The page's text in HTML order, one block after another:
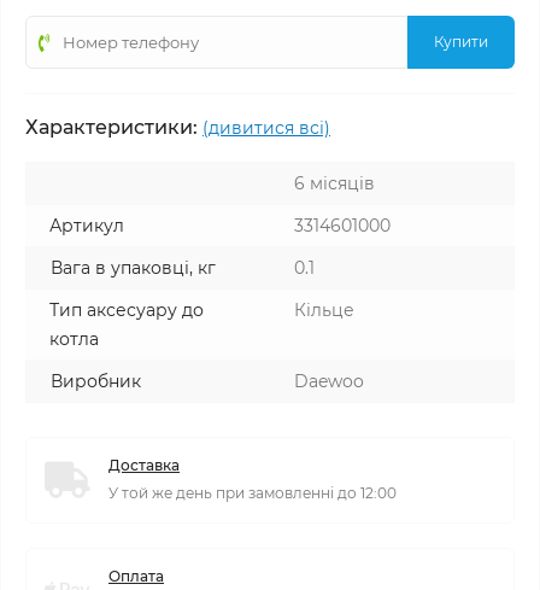
Купити
Характеристики: (дивитися всі)
6 місяців
Артикул
3314601000
Вага в упаковці, кг
0.1
Тип аксесуару до
котла
Кільце
Виробник Daewoo
Доставка
У той же день при замовленні до 12:00
Оплата